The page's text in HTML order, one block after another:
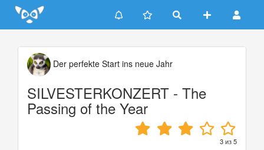
Update cookies preferences
Der perfekte Start ins neue Jahr
SILVESTERKONZERT - The
Passing of the Year
3из5